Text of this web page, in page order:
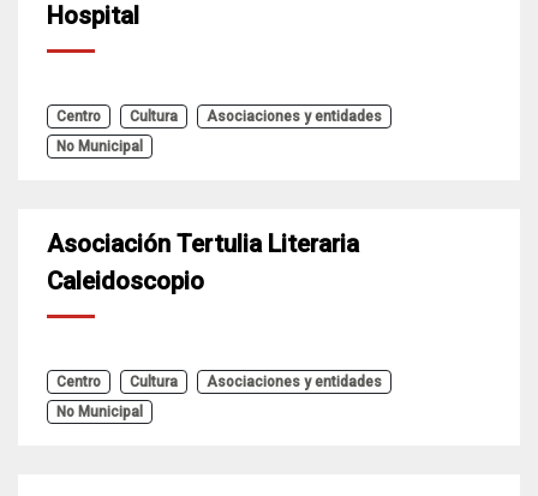
Hospital
Centro Cultura
Asociaciones y entidades
No Municipal
Asociación Tertulia Literaria
Caleidoscopio
Centro Cultura
Asociaciones y entidades
No Municipal